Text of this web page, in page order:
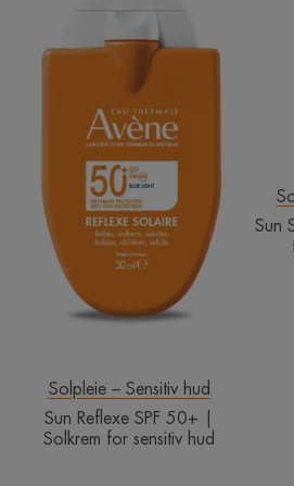
50+
Solkrem
for
sensitiv
hud
Solpleie – Sensitiv hud
Sun Reflexe SPF 50+ |
Solkrem for sensitiv hud
Sun